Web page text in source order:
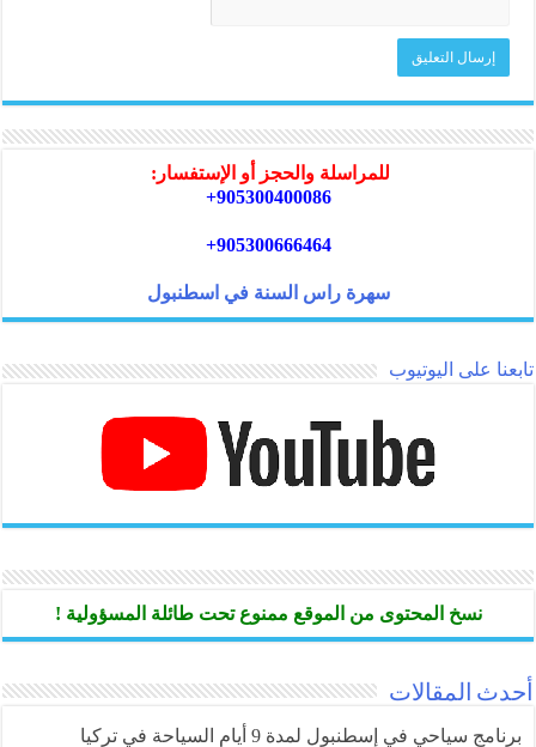
للمراسلة والحجز أو الإستفسار:
905300400086+
905300666464+
سهرة راس السنة في اسطنبول
تابعنا على اليوتيوب
نسخ المحتوى من الموقع ممنوع تحت طائلة المسؤولية !
أحدث المقالات
برنامج سياحي في إسطنبول لمدة 9 أيام السياحة في تركيا